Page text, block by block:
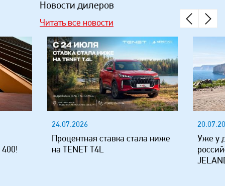
Новости дилеров
Читать все новости
24.07.2026
Процентная ставка стала ниже
на TENET T4L
Уже у